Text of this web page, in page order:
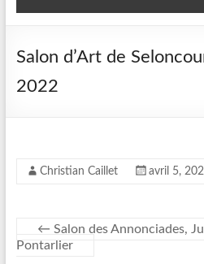
Salon d’Art de
2022
Christian Caillet avril 5,
← Salon des Annonciades,
Pontarlier